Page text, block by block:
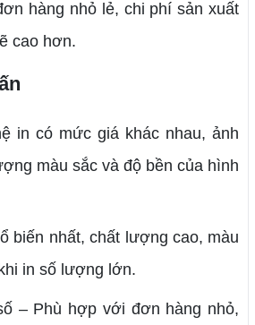
hàng nhỏ lẻ, chi phí sản xuất
cao hơn.
có mức giá khác nhau, ảnh
màu sắc và độ bền của hình
biến nhất, chất lượng cao, màu
in số lượng lớn.
– Phù hợp với đơn hàng nhỏ,